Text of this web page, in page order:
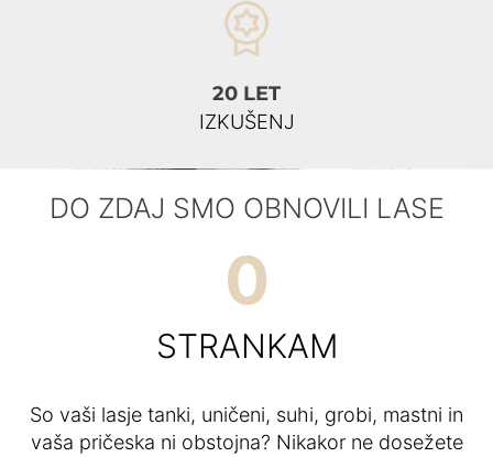
20 LET
IZKUŠENJ
DO ZDAJ SMO OBNOVILI LASE
STRANKAM
0
So vaši lasje tanki, uničeni, suhi, grobi, mastni in
vaša pričeska ni obstojna? Nikakor ne dosežete